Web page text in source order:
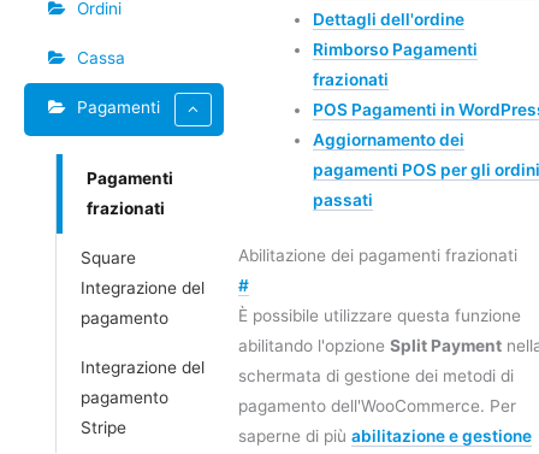
Ordini
Cassa
Pagamenti
Pagamenti
frazionati
Square
Integrazione del
pagamento
Integrazione del
pagamento
Stripe
Dettagli dell'ordine
Rimborso Pagamenti
frazionati
POS Pagamenti in
Aggiornamento dei
pagamenti POS per gli ordini
passati
Abilitazione dei pagamenti frazionati
#
È possibile utilizzare questa funzione
abilitando l'opzione Split Payment
schermata di gestione dei metodi di
pagamento dell'WooCommerce. Per
saperne di più abilitazione e gestione